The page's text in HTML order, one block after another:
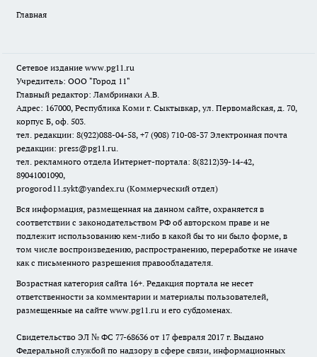
Главная
Сетевое издание www.pg11.ru
Учредитель: ООО "Город 11"
Главный редактор: Ламбринаки А.В.
Адрес: 167000, Республика Коми г. Сыктывкар, ул. Первомайская, д. 70,
корпус Б, оф. 503.
тел. редакции: 8(922)088-04-58, +7 (908) 710-08-37 Электронная почта
редакции: press@pg11.ru.
тел. рекламного отдела Интернет-портала: 8(8212)39-14-42,
89041001090,
progorod11.sykt@yandex.ru (Коммерческий отдел)
Вся информация, размещенная на данном сайте, охраняется в
соответствии с законодательством РФ об авторском праве и не
подлежит использованию кем-либо в какой бы то ни было форме, в
том числе воспроизведению, распространению, переработке не иначе
как с письменного разрешения правообладателя.
Возрастная категория сайта 16+. Редакция портала не несет
ответственности за комментарии и материалы пользователей,
размещенные на сайте www.pg11.ru и его субдоменах.
Свидетельство ЭЛ № ФС 77-68636 от 17 февраля 2017 г. Выдано
Федеральной службой по надзору в сфере связи, информационных